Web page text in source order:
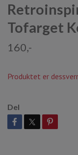
Tofarget
160,-
Produktet er
Del